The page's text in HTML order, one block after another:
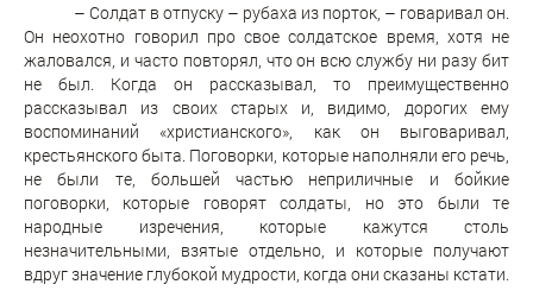
– Солдат в отпуску – рубаха из порток, – говаривал он.
Он неохотно говорил про свое солдатское время, хотя не
жаловался, и часто повторял, что он всю службу ни разу бит
не был. Когда он рассказывал, то преимущественно
рассказывал из своих старых и, видимо, дорогих ему
воспоминаний «христианского», как он выговаривал,
крестьянского быта. Поговорки, которые наполняли его речь,
не были те, большей частью неприличные и бойкие
поговорки, которые говорят солдаты, но это были те
народные изречения, которые кажутся столь
незначительными, взятые отдельно, и которые получают
вдруг значение глубокой мудрости, когда они сказаны кстати.